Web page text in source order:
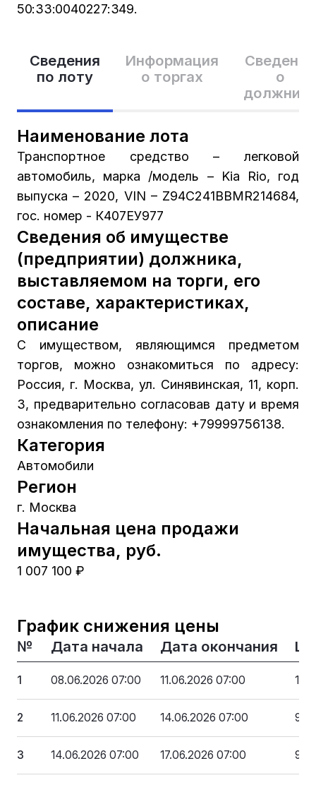
Сведения
по лоту
Информация
о торгах
Сведения
о
Наименование лота
Транспортное средство – легковой
автомобиль, марка /модель – Kia Rio, год
выпуска – 2020, VIN – Z94C241BBMR214684,
гос. номер - К407ЕУ977
Сведения об имуществе
(предприятии) должника,
выставляемом на торги, его
составе, характеристиках,
описание
С имуществом, являющимся предметом
торгов, можно ознакомиться по адресу:
Россия, г. Москва, ул. Синявинская, 11, корп.
3, предварительно согласовав дату и время
ознакомления по телефону: +79999756138.
Категория
Автомобили
Регион
г. Москва
Начальная цена продажи
имущества, руб.
1 007 100 ₽
График снижения цены
№ Дата начала Дата окончания
1 08.06.2026 07:00 11.06.2026 07:00 1
2 11.06.2026 07:00 14.06.2026 07:00
3 14.06.2026 07:00 17.06.2026 07:00
50:33:0040227:349.